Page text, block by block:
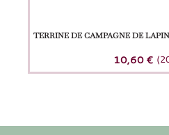
TERRINE DE CAMPAGNE DE
10,60€